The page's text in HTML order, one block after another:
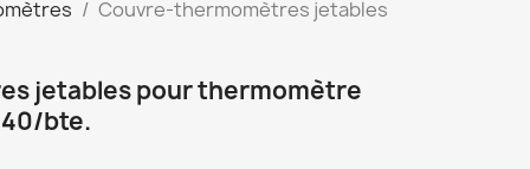
Couvre-thermomètres jetables
jetables pour thermomètre
40/bte.